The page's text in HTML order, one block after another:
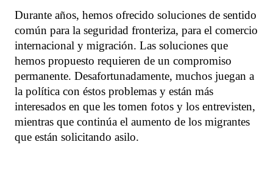
Durante años, hemos ofrecido soluciones de sentido
común para la seguridad fronteriza, para el comercio
internacional y migración. Las soluciones que
hemos propuesto requieren de un compromiso
permanente. Desafortunadamente, muchos juegan a
la política con éstos problemas y están más
interesados en que les tomen fotos y los entrevisten,
mientras que continúa el aumento de los migrantes
que están solicitando asilo.